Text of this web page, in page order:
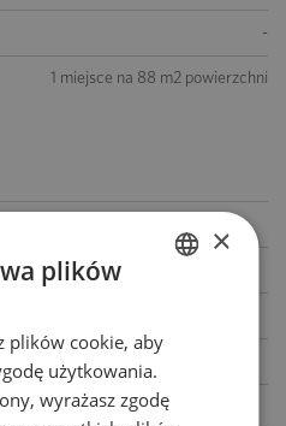
-
1 miejsce na 88 m2 powierzchni
ENGLISH
×
plików
plików cookie, aby
użytkowania.
wyrażasz zgodę